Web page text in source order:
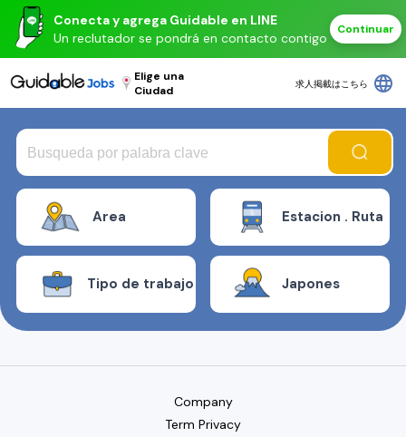
Conecta y agrega Guidable en LINE
Un reclutador se pondrá en contacto contigo
Continuar
Elige una
Ciudad
求人掲載はこちら language
Area Estacion . Ruta
Tipo de trabajo Japones
Company
Term Privacy